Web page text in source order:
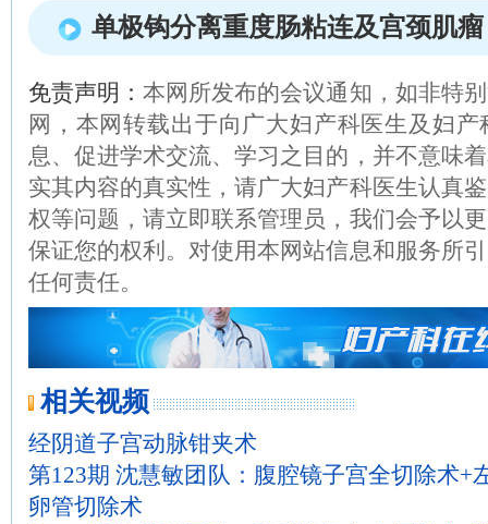
单极钩分离重度肠粘连及宫颈肌瘤
免责声明：本网所发布的会议通知，如非特
网，本网转载出于向广大妇产科医生及妇
息、促进学术交流、学习之目的，并不意味
实其内容的真实性，请广大妇产科医生认真
权等问题，请立即联系管理员，我们会予以
保证您的权利。对使用本网站信息和服务所
任何责任。
相关视频
经阴道子宫动脉钳夹术
第123期 沈慧敏团队：腹腔镜子宫全切除术+
卵管切除术